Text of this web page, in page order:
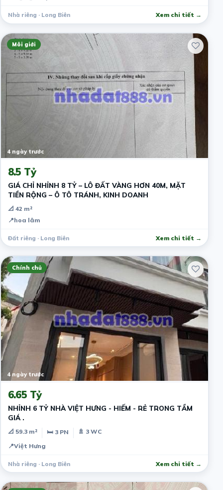
Nhà riêng · Long Biên Xem chi tiết →
Môi giới
4 ngày trước
8.5 Tỷ
GIÁ CHỈ NHỈNH 8 TỶ – LÔ ĐẤT VÀNG HƠN 40M, MẶT
TIỀN RỘNG – Ô TÔ TRÁNH, KINH DOANH
📐 42 m²
📍hoa lâm
Đất riêng · Long Biên Xem chi tiết →
Chính chủ
4 ngày trước
6.65 Tỷ
NHỈNH 6 TỶ NHÀ VIỆT HƯNG - HIẾM - RẺ TRONG TẦM
GIÁ .
📐 59.3 m² 🛏 3 PN
🚿 3 WC
📍Việt Hưng
Nhà riêng · Long Biên Xem chi tiết →